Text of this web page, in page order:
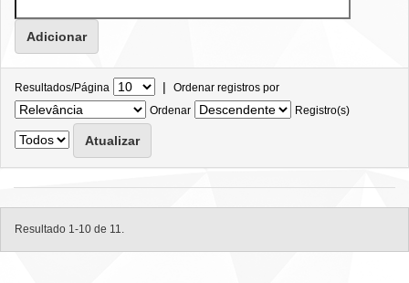
Resultados/Página | Ordenar registros por
Ordenar
Registro(s)
Resultado 1-10 de 11.